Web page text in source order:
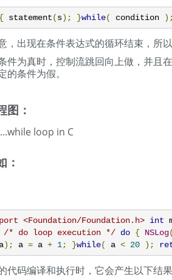
{ statement(s); }while( condition );
，出现在条件表达式的循环结束，所
件为真时，控制流跳回向上做，并且
的条件为假。
图：
：
<Foundation/Foundation.h> int
/* do loop execution */ do { NSLog
); a = a + 1; }while( a < 20 );
代码编译和执行时，它会产生以下结果